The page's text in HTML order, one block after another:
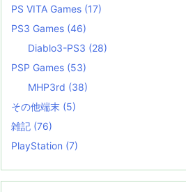
PS VITA Games (17)
PS3 Games (46)
Diablo3-PS3 (28)
PSP Games (53)
MHP3rd (38)
その他端末 (5)
雑記 (76)
PlayStation (7)